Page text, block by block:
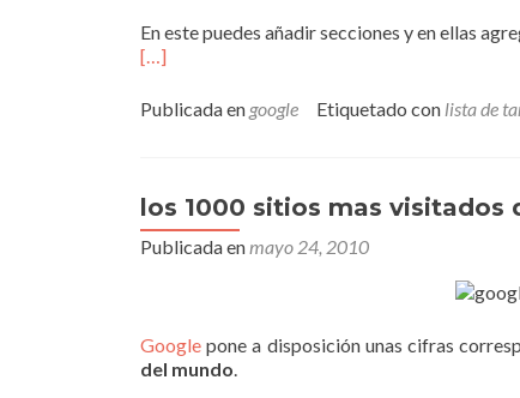
En este puedes añadir secciones y en ellas
[…]
Publicada en google Etiquetado con lista de
los 1000 sitios mas visitados
Publicada enmayo 24, 2010
Google pone a disposición unas cifras
del mundo.